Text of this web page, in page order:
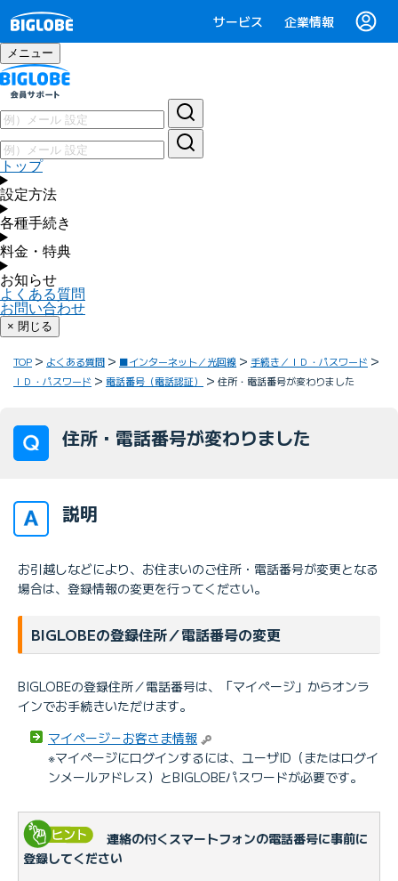
サービス 企業情報
メニュー
トップ
設定方法
各種手続き
料金・特典
お知らせ
よくある質問
お問い合わせ
× 閉じる
TOP よくある質問 ■インターネット／光回線
手続き／ＩＤ・パスワード
ＩＤ・パスワード
電話番号（電話認証） 住所・電話番号が変わりました
住所・電話番号が変わりました
説明
お引越しなどにより、お住まいのご住所・電話番号が変更となる
場合は、登録情報の変更を行ってください。
BIGLOBEの登録住所／電話番号の変更
BIGLOBEの登録住所／電話番号は、「マイページ」からオンラ
インでお手続きいただけます。
マイページ－お客さま情報
※マイページにログインするには、ユーザID（またはログイ
ンメールアドレス）とBIGLOBEパスワードが必要です。
連絡の付くスマートフォンの電話番号に事前に
登録してください